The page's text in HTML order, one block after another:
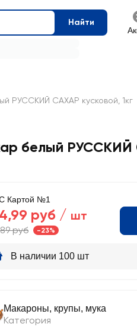
Найти
РУССКИЙ САХАР кусковой, 1кг
белый РУССКИЙ
Картой №1
руб / шт
руб -23%
В наличии 100 шт
Макароны, крупы, мука
Категория